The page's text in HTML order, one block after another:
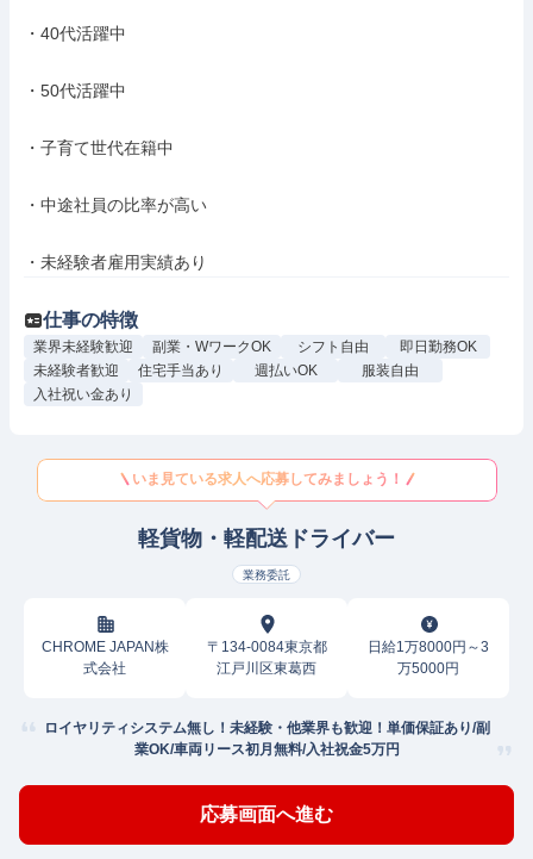
・40代活躍中
・50代活躍中
・子育て世代在籍中
・中途社員の比率が高い
・未経験者雇用実績あり
仕事の特徴
業界未経験歓迎 副業・WワークOK シフト自由
即日勤務OK
未経験者歓迎
住宅手当あり 週払いOK
服装自由
入社祝い金あり
いま見ている求人へ応募してみましょう！
軽貨物・軽配送ドライバー
業務委託
CHROME JAPAN株
式会社
〒134-0084東京都
江戸川区東葛西
日給1万8000円～3
万5000円
ロイヤリティシステム無し！未経験・他業界も歓迎！単価保証あり/副
業OK/車両リース初月無料/入社祝金5万円
応募画面へ進む